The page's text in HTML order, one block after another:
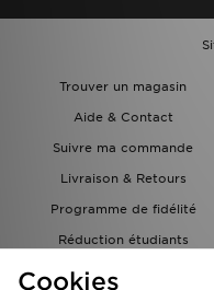
Trouver un magasin
Aide & Contact
Suivre ma commande
Livraison & Retours
Programme de fidélité
Réduction étudiants
Carte Cadeau
Cookies